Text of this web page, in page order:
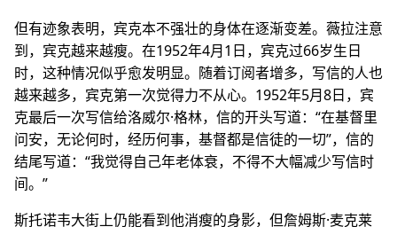
但有迹象表明，宾克本不强壮的身体在逐渐变差。薇拉注意
到，宾克越来越瘦。在1952年4月1日，宾克过66岁生日
时，这种情况似乎愈发明显。随着订阅者增多，写信的人也
越来越多，宾克第一次觉得力不从心。1952年5月8日，宾
克最后一次写信给洛威尔·格林，信的开头写道：“在基督里
问安，无论何时，经历何事，基督都是信徒的一切”，信的
结尾写道：“我觉得自己年老体衰，不得不大幅减少写信时
间。”
斯托诺韦大街上仍能看到他消瘦的身影，但詹姆斯·麦克莱